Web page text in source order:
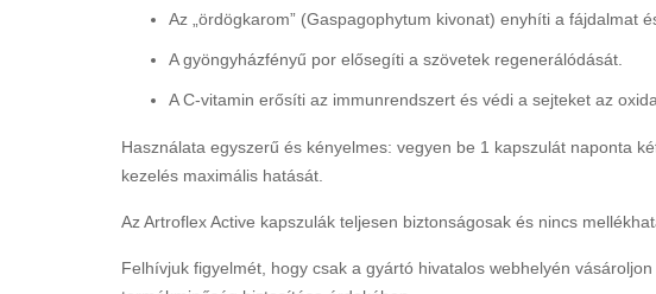
Az „ördögkarom” (Gaspagophytum kivonat) enyhíti a fájdalmat
A gyöngyházfényű por elősegíti a szövetek regenerálódását.
A C-vitamin erősíti az immunrendszert és védi a sejteket az
Használata egyszerű és kényelmes: vegyen be 1 kapszulát naponta
kezelés maximális hatását.
Az Artroflex Active kapszulák teljesen biztonságosak és nincs
Felhívjuk figyelmét, hogy csak a gyártó hivatalos webhelyén